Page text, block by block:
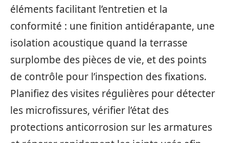
éléments facilitant l’entretien et la
conformité : une finition antidérapante, une
isolation acoustique quand la terrasse
surplombe des pièces de vie, et des points
de contrôle pour l’inspection des fixations.
Planifiez des visites régulières pour détecter
les microfissures, vérifier l’état des
protections anticorrosion sur les armatures